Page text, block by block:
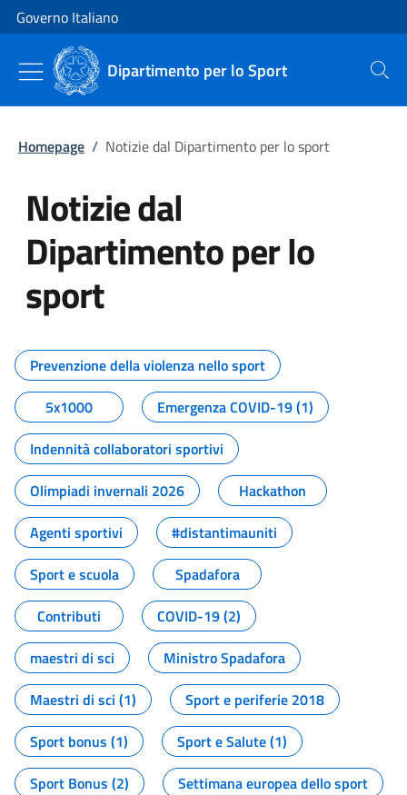
Vai al contenuto
Vai alla navigazione del sito
Governo Italiano
Dipartimento per lo Sport Cerca
Homepage / Notizie dal Dipartimento per lo sport
Notizie dal
Dipartimento per lo
sport
Tutti i contenuti della pagina
Prevenzione della violenza nello sport
5x1000
Emergenza COVID-19 (1)
Indennità collaboratori sportivi
Olimpiadi invernali 2026
Hackathon
Agenti sportivi
#distantimauniti
Sport e scuola
Spadafora
Contributi
COVID-19 (2)
maestri di sci
Ministro Spadafora
Maestri di sci (1)
Sport e periferie 2018
Sport bonus (1)
Sport e Salute (1)
Sport Bonus (2)
Settimana europea dello sport